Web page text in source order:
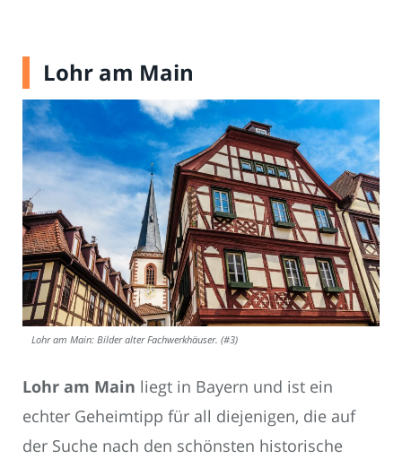
Lohr am Main
Lohr am Main: Bilder alter Fachwerkhäuser. (#3)
Lohr am Main liegt in Bayern und ist ein
echter Geheimtipp für all diejenigen, die auf
der Suche nach den schönsten historische